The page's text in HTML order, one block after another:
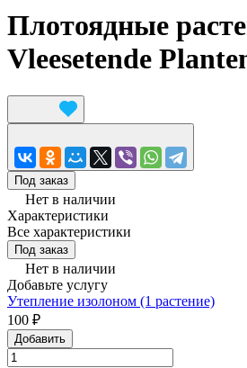
Плотоядные
Vleesetende
Под заказ
Нет в наличии
Характеристики
Все характеристики
Под заказ
Нет в наличии
Добавьте услугу
Утепление изолоном (1 растение)
100 ₽
Добавить